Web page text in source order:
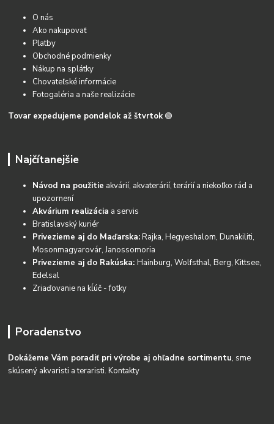
O nás
Ako nakupovať
Platby
Obchodné podmienky
Nákup na splátky
Chovateľské informácie
Fotogaléria a naše realizácie
Tovar expedujeme pondelok až štvrtok 🟢
Najčítanejšie
Návod na použitie akvárií, akvaterárií, terárií a niekoľko rád a
upozornení
Akvárium realizácia a servis
Bratislavský kuriér
Privezieme aj do Maďarska:Rajka, Hegyeshalom, Dunakiliti,
Mosonmagyarovár, Janossomoria
Privezieme aj do Rakúska:Hainburg, Wolfsthal, Berg, Kittsee,
Edelsal
Zriaďovanie na kĺúč - fotky
Poradenstvo
Dokážeme Vám poradiť pri výrobe aj ohľadne sortimentu, sme
skúsený akvaristi a teraristi.Kontakty